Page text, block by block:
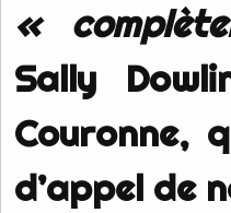
«
Sally
Couronne,
d’appel de